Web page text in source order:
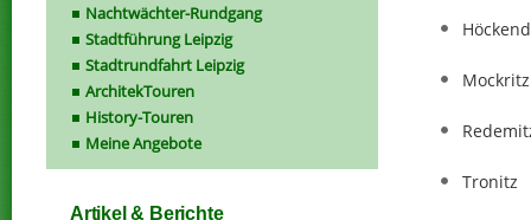
Mockritz
Tronitz
Nachtwächter-Rundgang
Stadtführung Leipzig
Stadtrundfahrt Leipzig
ArchitekTouren
History-Touren
Meine Angebote
Artikel & Berichte